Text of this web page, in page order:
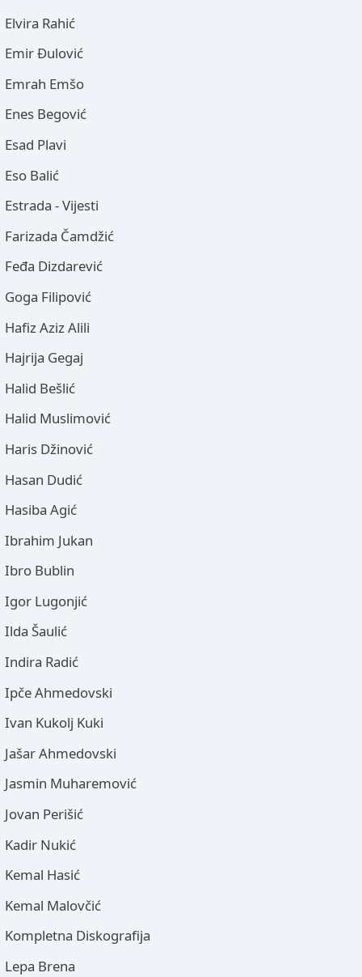
Elvira Rahić
Emir Đulović
Emrah Emšo
Enes Begović
Esad Plavi
Eso Balić
Estrada - Vijesti
Farizada Čamdžić
Feđa Dizdarević
Goga Filipović
Hafiz Aziz Alili
Hajrija Gegaj
Halid Bešlić
Halid Muslimović
Haris Džinović
Hasan Dudić
Hasiba Agić
Ibrahim Jukan
Ibro Bublin
Igor Lugonjić
Ilda Šaulić
Indira Radić
Ipče Ahmedovski
Ivan Kukolj Kuki
Jašar Ahmedovski
Jasmin Muharemović
Jovan Perišić
Kadir Nukić
Kemal Hasić
Kemal Malovčić
Kompletna Diskografija
Lepa Brena